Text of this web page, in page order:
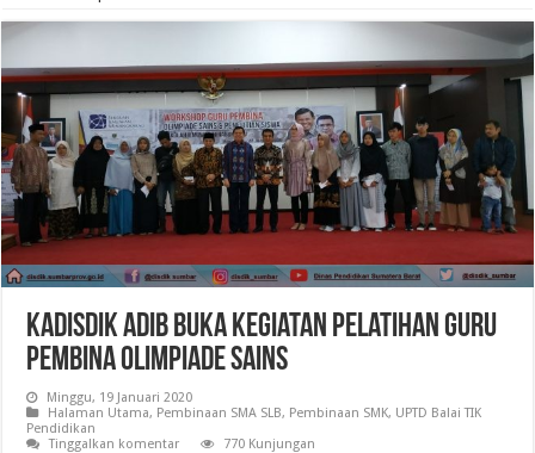
Kadisdik Adib Buka Kegiatan Pelatihan Guru
Pembina Olimpiade Sains
Minggu, 19 Januari 2020
Halaman Utama, Pembinaan SMA SLB, Pembinaan SMK, UPTD Balai TIK
Pendidikan
Tinggalkan komentar
770 Kunjungan